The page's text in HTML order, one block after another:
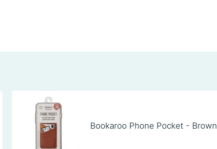
Bookaroo Phone Pocket - Brown